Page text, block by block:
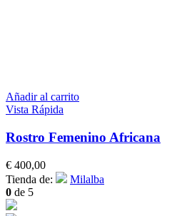
Añadir al carrito
Vista Rápida
Rostro Femenino Africana
€ 400,00
Tienda de:
Milalba
0 de 5